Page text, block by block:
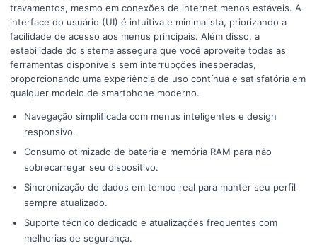
travamentos, mesmo em conexões de internet menos estáveis. A
interface do usuário (UI) é intuitiva e minimalista, priorizando a
facilidade de acesso aos menus principais. Além disso, a
estabilidade do sistema assegura que você aproveite todas as
ferramentas disponíveis sem interrupções inesperadas,
proporcionando uma experiência de uso contínua e satisfatória em
qualquer modelo de smartphone moderno.
Navegação simplificada com menus inteligentes e design
responsivo.
Consumo otimizado de bateria e memória RAM para não
sobrecarregar seu dispositivo.
Sincronização de dados em tempo real para manter seu perfil
sempre atualizado.
Suporte técnico dedicado e atualizações frequentes com
melhorias de segurança.